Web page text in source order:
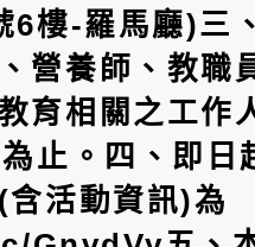
6樓-羅馬廳)三
營養師、教職
育相關之工作
止。四、即日
活動資訊)為